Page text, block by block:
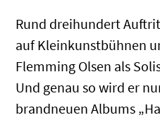
Rund dreihundert
auf Kleinkunstbühnen
Flemming Olsen als
Und genau so wird er
brandneuen Albums